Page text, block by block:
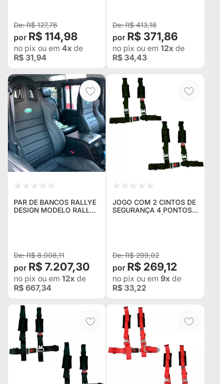
R$ 127,76
R$ 114,98
no pix ou em 4x de
R$ 31,94
R$ 413,18
R$ 371,86
no pix ou em 12x de
R$ 34,43
PAR DE BANCOS RALLYE
DESIGN MODELO RALLYE
R$ 8.008,11
R$ 7.207,30
no pix ou em 12x de
R$ 667,34
JOGO COM 2 CINTOS DE
SEGURANÇA 4 PONTOS
UNIVERSAL (VÁRIOS
R$ 299,02
R$ 269,12
no pix ou em 9x de
R$ 33,22